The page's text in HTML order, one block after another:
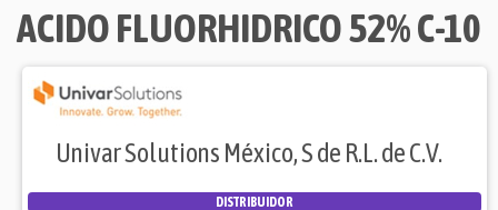
ACIDO FLUORHIDRICO 52% C-10
Univar Solutions México, S de R.L. de C.V.
DISTRIBUIDOR